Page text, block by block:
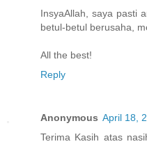
InsyaAllah, saya pasti
betul-betul berusaha,
All the best!
Reply
Anonymous April 18,
Terima Kasih atas